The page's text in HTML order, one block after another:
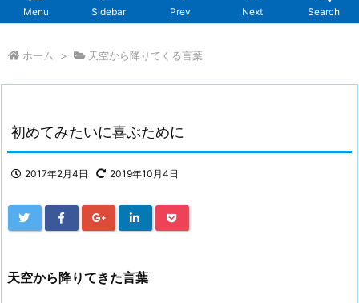
Menu Sidebar Prev Next Search
ホーム > 天空から降りてくる言葉
初めてみたいに喜ぶために
2017年2月4日 2019年10月4日
天空から降りてきた言葉